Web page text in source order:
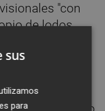
"con
de lodos
de nueve
Valencia que
sus
para